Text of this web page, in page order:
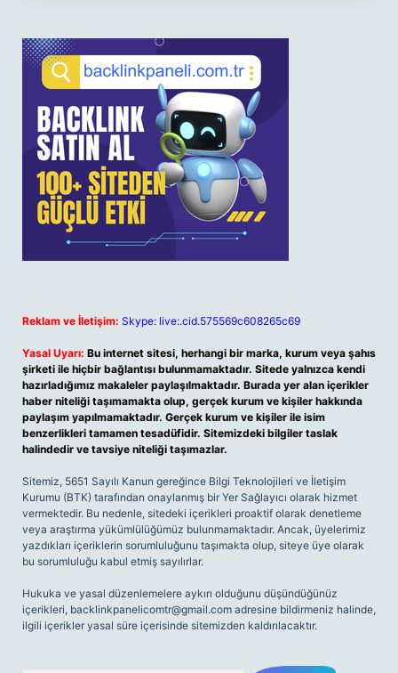
Reklam ve İletişim: Skype: live:.cid.575569c608265c69
Yasal Uyarı: Bu internet sitesi, herhangi bir marka, kurum veya şahıs
şirketi ile hiçbir bağlantısı bulunmamaktadır. Sitede yalnızca kendi
hazırladığımız makaleler paylaşılmaktadır. Burada yer alan içerikler
haber niteliği taşımamakta olup, gerçek kurum ve kişiler hakkında
paylaşım yapılmamaktadır. Gerçek kurum ve kişiler ile isim
benzerlikleri tamamen tesadüfidir. Sitemizdeki bilgiler taslak
halindedir ve tavsiye niteliği taşımazlar.
Sitemiz, 5651 Sayılı Kanun gereğince Bilgi Teknolojileri ve İletişim
Kurumu (BTK) tarafından onaylanmış bir Yer Sağlayıcı olarak hizmet
vermektedir. Bu nedenle, sitedeki içerikleri proaktif olarak denetleme
veya araştırma yükümlülüğümüz bulunmamaktadır. Ancak, üyelerimiz
yazdıkları içeriklerin sorumluluğunu taşımakta olup, siteye üye olarak
bu sorumluluğu kabul etmiş sayılırlar.
Hukuka ve yasal düzenlemelere aykırı olduğunu düşündüğünüz
içerikleri, backlinkpanelicomtr@gmail.com adresine bildirmeniz halinde,
ilgili içerikler yasal süre içerisinde sitemizden kaldırılacaktır.